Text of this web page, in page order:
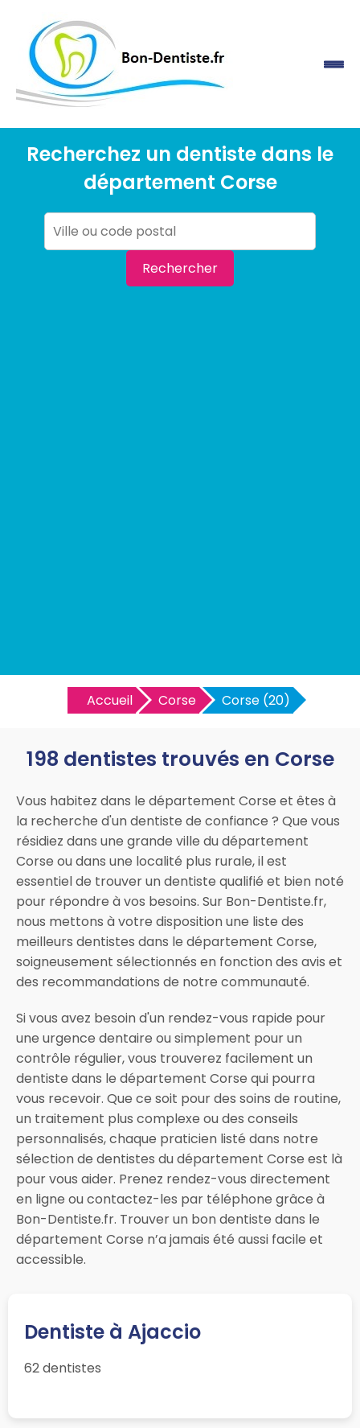
Recherchez un dentiste dans le
département Corse
Rechercher
Accueil Corse Corse (20)
198 dentistes trouvés en Corse
Vous habitez dans le département Corse et êtes à
la recherche d'un dentiste de confiance ? Que vous
résidiez dans une grande ville du département
Corse ou dans une localité plus rurale, il est
essentiel de trouver un dentiste qualifié et bien noté
pour répondre à vos besoins. Sur Bon-Dentiste.fr,
nous mettons à votre disposition une liste des
meilleurs dentistes dans le département Corse,
soigneusement sélectionnés en fonction des avis et
des recommandations de notre communauté.
Si vous avez besoin d'un rendez-vous rapide pour
une urgence dentaire ou simplement pour un
contrôle régulier, vous trouverez facilement un
dentiste dans le département Corse qui pourra
vous recevoir. Que ce soit pour des soins de routine,
un traitement plus complexe ou des conseils
personnalisés, chaque praticien listé dans notre
sélection de dentistes du département Corse est là
pour vous aider. Prenez rendez-vous directement
en ligne ou contactez-les par téléphone grâce à
Bon-Dentiste.fr. Trouver un bon dentiste dans le
département Corse n’a jamais été aussi facile et
accessible.
Dentiste à Ajaccio
62 dentistes